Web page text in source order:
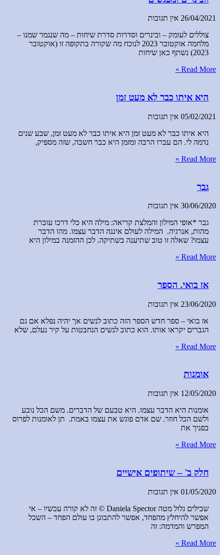
26/04/2021 אין תגובות
צוללים לעומק – ובינרים וסדרות סדרת שיחות – מה שנגמר שמנו –
מלחמה אוקטובר 2023 לנוכח מה שקורה בתקופה זו (אוקטובר
2023) נשתף כאן שיחות
Read More »
היא איתו כבר לא מעט זמן
05/02/2021 אין תגובות
היא איתו כבר לא מעט זמן היא איתו כבר לא מעט זמן, שבע שנים
נדמה לי. הם עברו הרבה ומזמן היא כבר חשבה, שזה מספיק,
Read More »
גבר
30/06/2020 אין תגובות
גבר *אופי המילון והמלצת קריאה: מילה היא כלי דרכו עוברת
מהות, אנרגיה. המילה לעולם איננה הדבר עצמו. מהו הדבר
עצמו? שאלה זו טוב שתיענה בשתיקה. לכן ההזמנה במילון היא
Read More »
אז בואי. הספר
23/06/2020 אין תגובות
אז בואי – ספר חדש הספר הזה כתוב לנשים אך יהיה נפלא אם גם
הגברים יקראו אותו. הוא כתוב לנשים הנחבטות על קיר נעלם, שלא
Read More »
אומנות
12/05/2020 אין תגובות
אומנות היא הדבר עצמו. היא טבעם של הדברים. משם הכל נובע
ולשם הכל חוזר. שם אדם פוגש את עצמו באמת. תן לאומנות לפרוס
בפניך את
Read More »
חלק ב' – שיתופים אישיים
01/05/2020 אין תגובות
שבילים גלול מטה Daniela Spector © זה לא קורה עכשיו – אי
אפשר להיחלץ מהפחד, אפשר להתבונן בו עולם הפחד – השכל
המפרש והמדמה: זה
Read More »